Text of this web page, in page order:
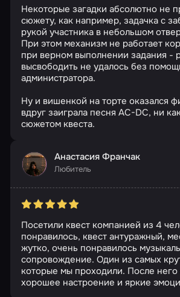
Некоторые загадки абсолютно не
сюжету, как например, задачка с
рукой участника в небольшом
При этом механизм не работает
при верном выполнении задания -
высвободить не удалось без
администратора.
Ну и вишенкой на торте оказался
вдруг заиграла песня AC-DC, ни
сюжетом квеста.
Анастасия Франчак
Любитель
Посетили квест компанией из 4
понравилось, квест антуражный,
жутко, очень понравилось
сопровождение. Один из самых
которые мы проходили. После него
хорошее настроение и яркие